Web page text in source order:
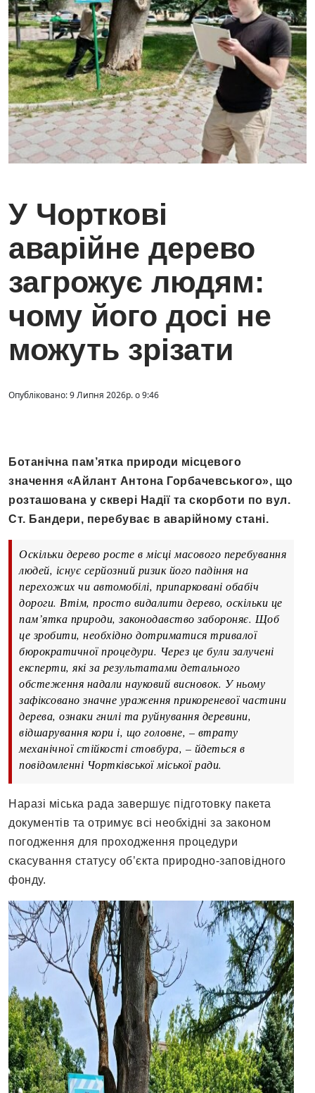
У Чорткові
аварійне дерево
загрожує людям:
чому його досі не
можуть зрізати
Опубліковано: 9 Липня 2026р. о 9:46
Ботанічна пам’ятка природи місцевого
значення «Айлант Антона Горбачевського», що
розташована у сквері Надії та скорботи по вул.
Ст. Бандери, перебуває в аварійному стані.
Оскільки дерево росте в місці масового перебування
людей, існує серйозний ризик його падіння на
перехожих чи автомобілі, припарковані обабіч
дороги. Втім, просто видалити дерево, оскільки це
пам’ятка природи, законодавство забороняє. Щоб
це зробити, необхідно дотриматися тривалої
бюрократичної процедури. Через це були залучені
експерти, які за результатами детального
обстеження надали науковий висновок. У ньому
зафіксовано значне ураження прикореневої частини
дерева, ознаки гнилі та руйнування деревини,
відшарування кори і, що головне, – втрату
механічної стійкості стовбура, – йдеться в
повідомленні Чортківської міської ради.
Наразі міська рада завершує підготовку пакета
документів та отримує всі необхідні за законом
погодження для проходження процедури
скасування статусу об’єкта природно-заповідного
фонду.